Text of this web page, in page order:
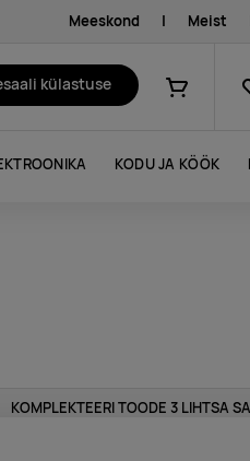
Meeskond | Meist
külastuse
KODU JA KÖÖK
KOMPLEKTEERI TOODE 3 LIHTSA